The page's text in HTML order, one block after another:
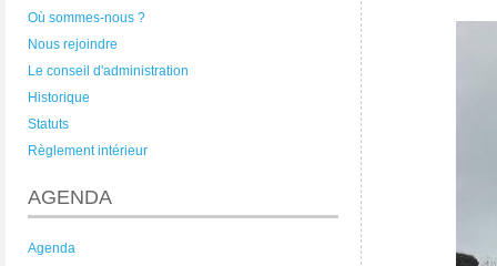
Où sommes-nous ?
Nous rejoindre
Le conseil d'administration
Historique
Statuts
Règlement intérieur
AGENDA
Agenda